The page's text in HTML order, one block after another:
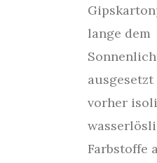
lange dem
ausgesetzt
vorher
Farbstoffe